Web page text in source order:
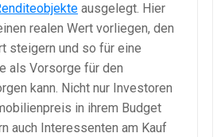
ausgelegt. Hier
realen Wert vorliegen, den
steigern und so für eine
als Vorsorge für den
kann. Nicht nur Investoren
in ihrem Budget
auch Interessenten am Kauf